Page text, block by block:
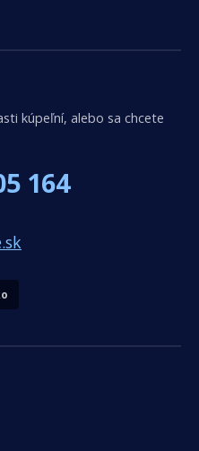
kúpeľní, alebo sa chcete
164